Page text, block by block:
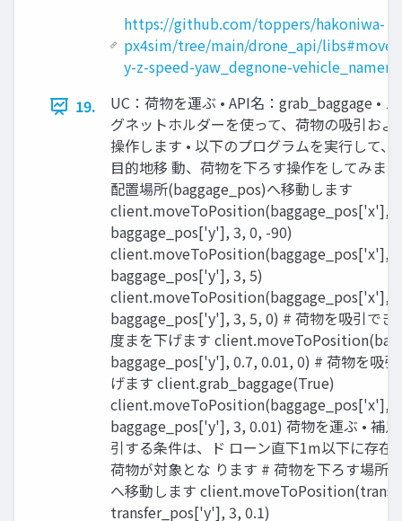
https://github.com/toppers/hakoniwa-
px4sim/tree/main/drone_api/
y-z-speed-yaw_degnone-
19.
UC：荷物を運ぶ • API名：grab_baggage •
グネットホルダーを使って、荷物の吸引およ
操作します • 以下のプログラムを実行して、
目的地移 動、荷物を下ろす操作をしてみま
配置場所(baggage_pos)へ移動します
client.moveToPosition(baggage_pos['x'],
baggage_pos['y'], 3, 0, -90)
client.moveToPosition(baggage_pos['x'],
baggage_pos['y'], 3, 5)
client.moveToPosition(baggage_pos['x'],
baggage_pos['y'], 3, 5, 0) # 荷物を吸引でき
度まを下げます
baggage_pos['y'], 0.7, 0.01, 0) # 荷物を吸
げます client.grab_baggage(True)
client.moveToPosition(baggage_pos['x'],
baggage_pos['y'], 3, 0.01) 荷物を運ぶ • 補足
引する条件は、ド ローン直下1m以下に存在
荷物が対象とな ります # 荷物を下ろす場所
へ移動します
transfer_pos['y'], 3, 0.1)